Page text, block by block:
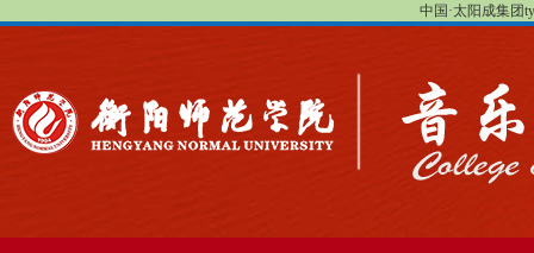
中国·太阳成集团